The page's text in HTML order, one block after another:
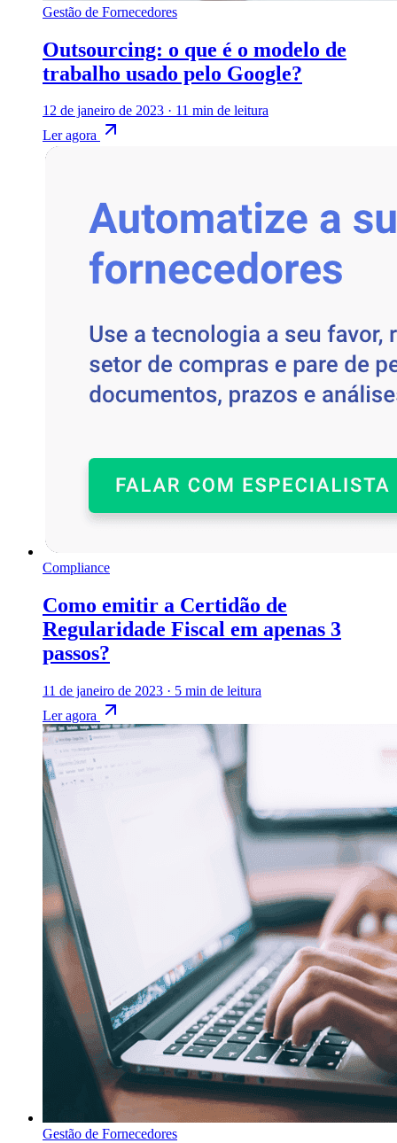
Gestão de Fornecedores
Outsourcing: o que é o modelo de
trabalho usado pelo Google?
12 de janeiro de 2023 · 11 min de leitura
Ler agora
Compliance
Como emitir a Certidão de
Regularidade Fiscal em apenas 3
passos?
11 de janeiro de 2023 · 5 min de leitura
Ler agora
Gestão de Fornecedores